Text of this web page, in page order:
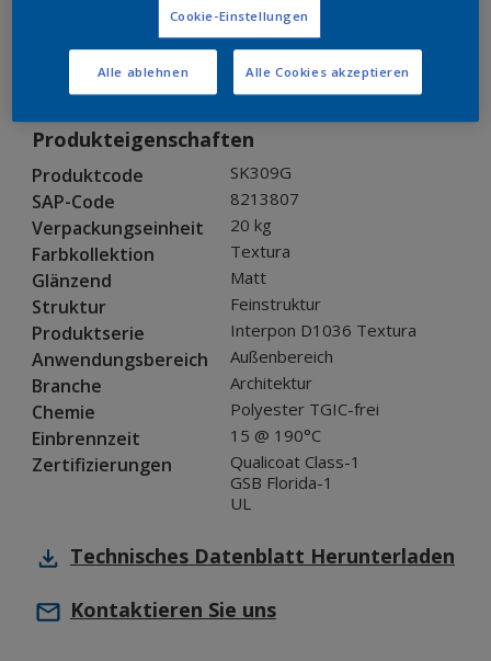
Muster bestellen
Bestellen Sie direkt im Webshop
Produkteigenschaften
Produktcode SK309G
SAP-Code 8213807
Verpackungseinheit 20 kg
Farbkollektion Textura
Glänzend Matt
Struktur Feinstruktur
Produktserie Interpon D1036 Textura
Anwendungsbereich Außenbereich
Branche Architektur
Chemie Polyester TGIC-frei
Einbrennzeit 15 @ 190°C
Zertifizierungen
Qualicoat Class-1
GSB Florida-1
UL
Technisches Datenblatt Herunterladen
Kontaktieren Sie uns
Cookie-Einstellungen
Alle ablehnen Alle Cookies akzeptieren